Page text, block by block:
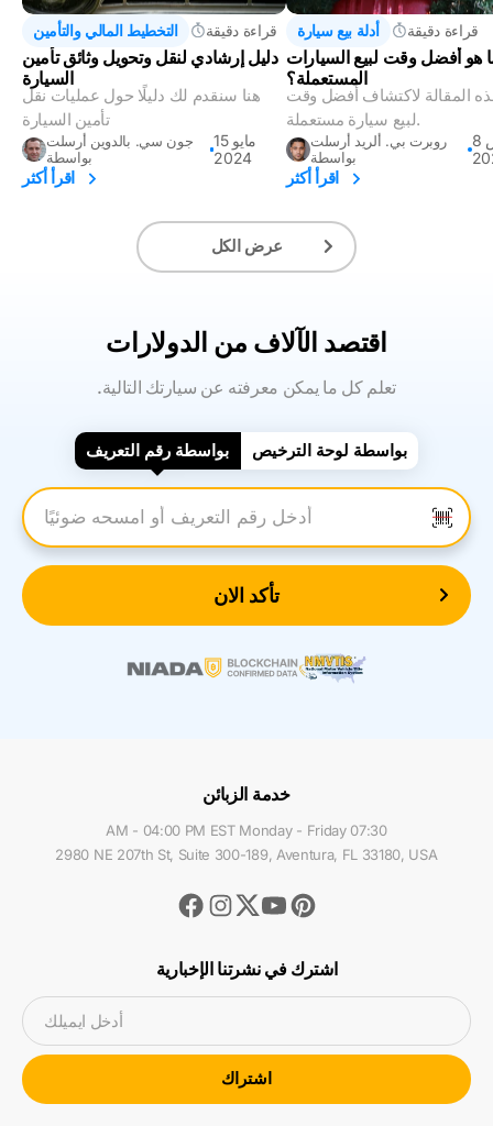
التخطيط المالي والتأمين قراءة دقيقة
دليل إرشادي لنقل وتحويل وثائق تأمين
السيارة
هنا سنقدم لك دليلًا حول عمليات نقل
تأمين السيارة
جون سي. بالدوين أرسلت
بواسطة
15 مايو
2024
اقرأ أكثر
أدلة بيع سيارة قراءة دقيقة
هو أفضل وقت لبيع السيارات
المستعملة؟
المقالة لاكتشاف أفضل وقت
لبيع سيارة مستعملة.
روبرت بي. ألريد أرسلت
بواسطة
8 مارس
اقرأ أكثر
عرض الكل
اقتصد الآلاف من الدولارات
.تعلم كل ما يمكن معرفته عن سيارتك التالية
بواسطة رقم التعريف بواسطة لوحة الترخيص
أدخل رقم التعريف
تأكد الان
خدمة الزبائن
07:30 AM - 04:00 PM EST Monday - Friday
2980 NE 207th St, Suite 300-189, Aventura, FL 33180, USA
Facebook
Instagram
TwitterYoutubePinterest
اشترك في نشرتنا الإخبارية
أدخل ايميلك
اشتراك